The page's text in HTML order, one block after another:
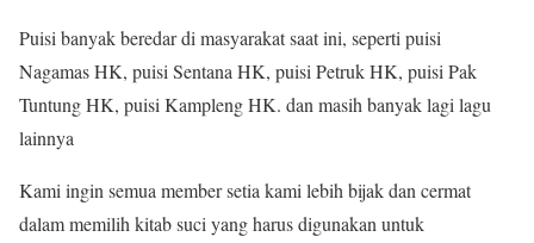
Puisi banyak beredar di masyarakat saat ini, seperti puisi
Nagamas HK, puisi Sentana HK, puisi Petruk HK, puisi Pak
Tuntung HK, puisi Kampleng HK. dan masih banyak lagi lagu
lainnya
Kami ingin semua member setia kami lebih bijak dan cermat
dalam memilih kitab suci yang harus digunakan untuk